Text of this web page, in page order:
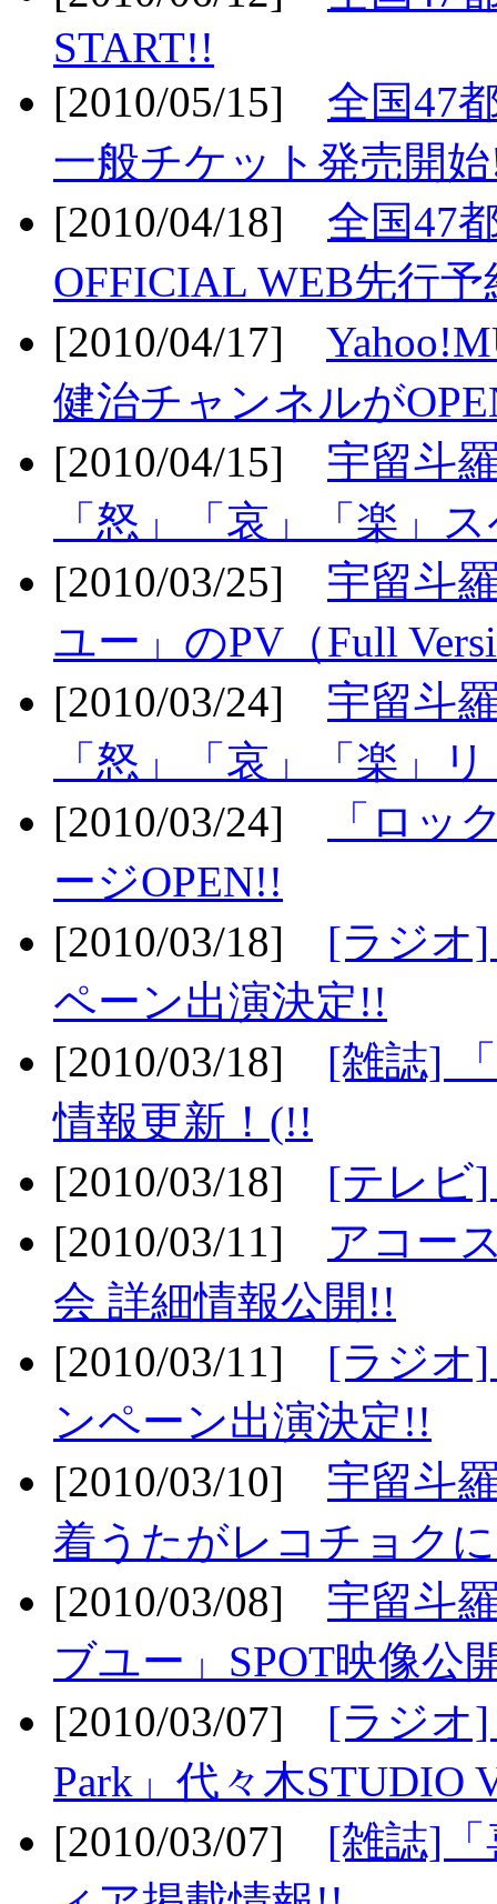
START!!
[2010/05/15] 全国47
一般チケット発売開
[2010/04/18] 全国47
OFFICIAL WEB先行
[2010/04/17]
健治チャンネルが
[2010/04/15] 宇留斗
「怒」「哀」「楽」
[2010/03/25] 宇留斗
ユー」のPV（Full
[2010/03/24] 宇留斗
「怒」「哀」「楽」
[2010/03/24]
「ロッ
ージOPEN!!
[2010/03/18] [ラジオ
ペーン出演決定!!
[2010/03/18] [雑誌]
情報更新！(!!
[2010/03/18] [テレビ
[2010/03/11] アコー
会 詳細情報公開!!
[2010/03/11] [ラジオ
ンペーン出演決定!!
[2010/03/10] 宇留斗
着うたがレコチョク
[2010/03/08] 宇留斗
ブユー」SPOT映像公
[2010/03/07] [ラジオ]
Park」代々木STUDIO
[2010/03/07] [雑誌]「